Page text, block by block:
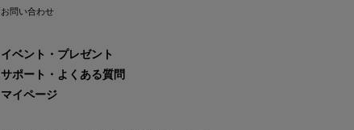
お問い合わせ
イベント・プレゼント
サポート・よくある質問
マイページ